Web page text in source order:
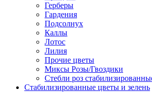
Герберы
Гардения
Подсолнух
Каллы
Лотос
Лилия
Прочие цветы
Миксы Розы/Гвоздики
Стебли роз
Стабилизированные цветы и зелень